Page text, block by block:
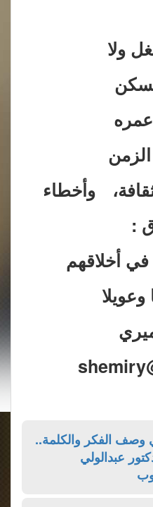
ولا
وأخطاء
:
أخلاقهم
وصف الفكر والكلمة..
عبدالولي